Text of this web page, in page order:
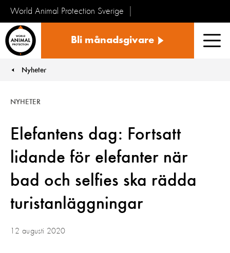
World Animal Protection Sverige
Bli månadsgivare
You are here:
Nyheter
Elefantens dag: Fortsatt
lidande för elefanter när
bad och selfies ska rädda
turistanläggningar
NYHETER
12 augusti 2020